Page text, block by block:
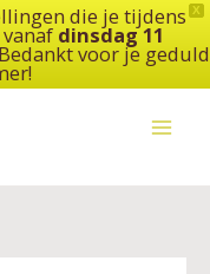
X
die je tijdens
dinsdag 11
voor je geduld